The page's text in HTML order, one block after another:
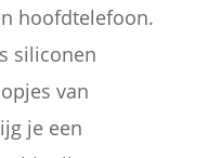
hoofdtelefoon.
siliconen
van
je een